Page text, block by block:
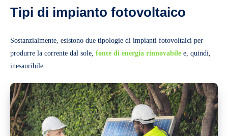
Tipi di impianto fotovoltaico
Sostanzialmente, esistono due tipologie di impianti fotovoltaici per
produrre la corrente dal sole, fonte di energia rinnovabile e, quindi,
inesauribile: